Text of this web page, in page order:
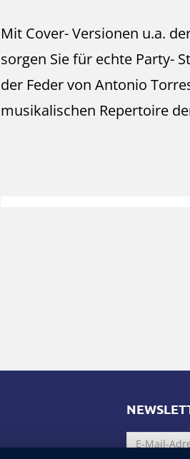
Mit Cover- Versionen u.a.
sorgen Sie für echte Party-
der Feder von Antonio
musikalischen Repertoire